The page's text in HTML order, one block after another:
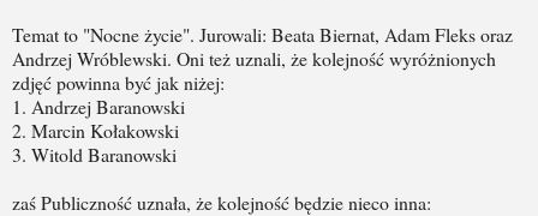
Temat to "Nocne życie". Jurowali: Beata Biernat, Adam Fleks oraz
Andrzej Wróblewski. Oni też uznali, że kolejność wyróżnionych
zdjęć powinna być jak niżej:
1. Andrzej Baranowski
2. Marcin Kołakowski
3. Witold Baranowski
zaś Publiczność uznała, że kolejność będzie nieco inna: